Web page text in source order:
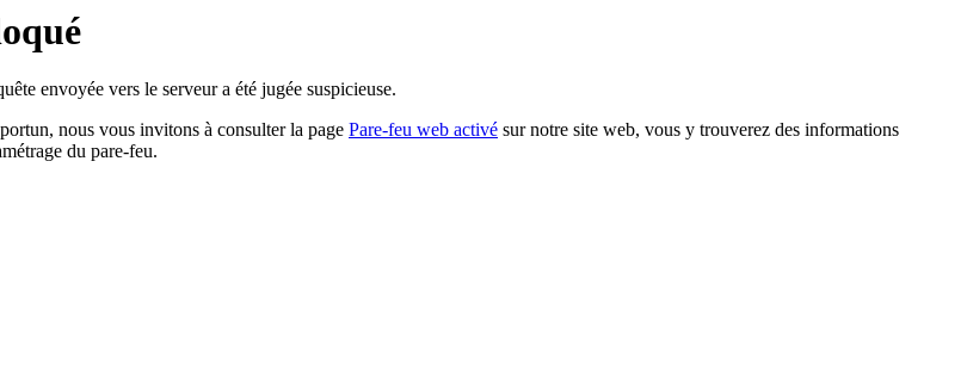
envoyée vers le serveur a été jugée suspicieuse.
nous vous invitons à consulter la page Pare-feu web activé sur notre site web, vous y trouverez des informations
du pare-feu.